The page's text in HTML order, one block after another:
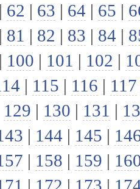
| 62 | 63 | 64 | 65 |
| 81 | 82 | 83 | 84 |
| 100 | 101 | 102 |
| 115 | 116 | 117
129 | 130 | 131 |
| 144 | 145 |
| 158 | 159 |